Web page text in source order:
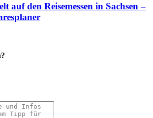
auf den Reisemessen in Sachsen –